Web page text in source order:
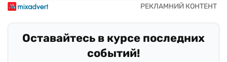
Оставайтесь в курсе последних
событий!